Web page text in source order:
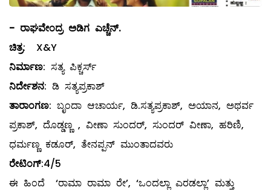
- ರಾಘವೇಂದ್ರ ಅಡಿಗ ಎಚ್ಚೆನ್.
ಚಿತ್ರ: X&Y
ನಿರ್ಮಾಣ: ಸತ್ಯ ಪಿಕ್ಚರ್ಸ್
ನಿರ್ದೇಶನ: ಡಿ ಸತ್ಯಪ್ರಕಾಶ್
ತಾರಾಂಗಣ: ಬೃಂದಾ ಆಚಾರ್ಯ, ಡಿ.ಸತ್ಯಪ್ರಕಾಶ್, ಅಯಾನ, ಅಥರ್ವ
ಪ್ರಕಾಶ್, ದೊಡ್ಡಣ್ಣ , ವೀಣಾ ಸುಂದರ್, ಸುಂದರ್ ವೀಣಾ, ಹರಿಣಿ,
ಧರ್ಮಣ್ಣ ಕಡೂರ್, ತೇನಪ್ಪನ್ ಮುಂತಾದವರು
ರೇಟಿಂಗ್:4/5
ಈ ಹಿಂದೆ ‘ರಾಮಾ ರಾಮಾ ರೇ’, ‘ಒಂದಲ್ಲಾ ಎರಡಲ್ಲಾ’ ಮತ್ತು